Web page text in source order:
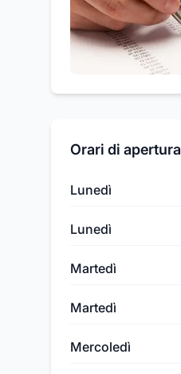
Orari di apertura
Lunedì
Lunedì
Martedì
Martedì
Mercoledì